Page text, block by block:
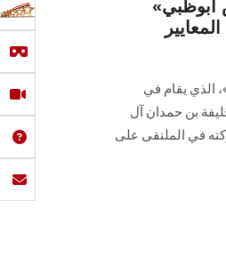
جامعة عين شمس في فعاليات «ملتقى توب نوتش أبوظبي 4»، الذي يقام في
بن حمدان آل
في الملتقى على